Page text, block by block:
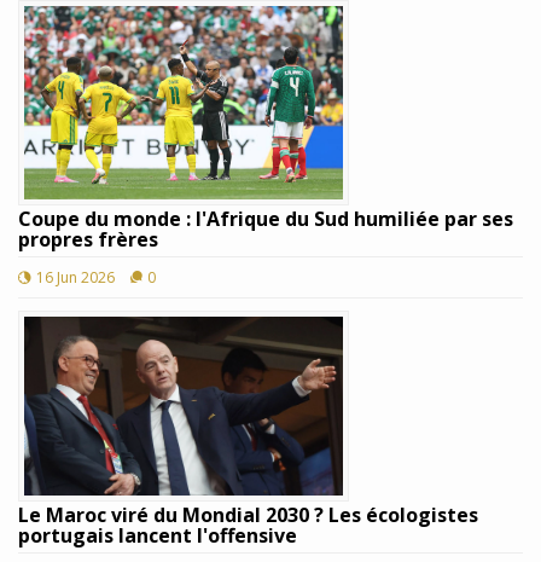
Coupe du monde : l'Afrique du Sud humiliée par ses
propres frères
16 Jun 2026 0
Le Maroc viré du Mondial 2030 ? Les écologistes
portugais lancent l'offensive